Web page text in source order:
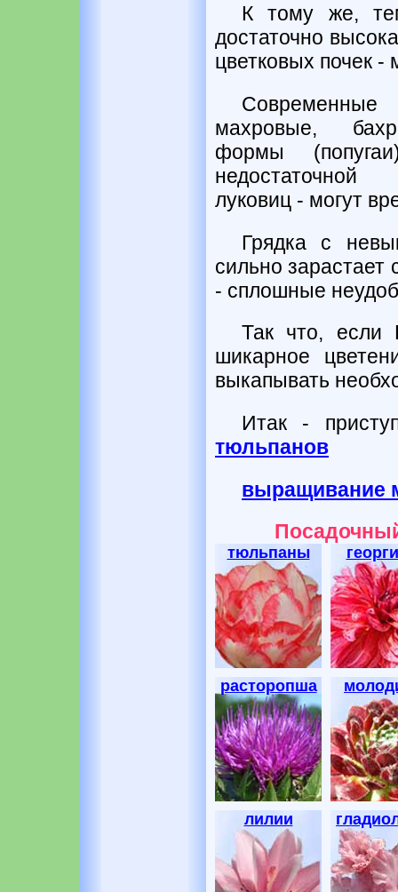
К тому же,
достаточно
цветковых почек -
махровые,
формы
недостаточной
луковиц - могут
Грядка с
сильно
- сплошные
Так что, если
шикарное
выкапывать
Итак -
тюльпанов
выращивание
тюльпаны
расторопша
лилии